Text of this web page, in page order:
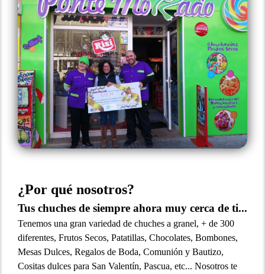
¿Por qué nosotros?
Tus chuches de siempre ahora muy cerca de ti...
Tenemos una gran variedad de chuches a granel, + de 300
diferentes, Frutos Secos, Patatillas, Chocolates, Bombones,
Mesas Dulces, Regalos de Boda, Comunión y Bautizo,
Cositas dulces para San Valentín, Pascua, etc... Nosotros te